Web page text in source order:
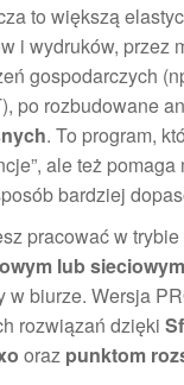
to większą
i wydruków, przez
gospodarczych
po rozbudowane
. To program,
ale też
bardziej
pracować w trybie
lub sieciowym
w biurze. Wersja
rozwiązań dzięki
oraz punktom